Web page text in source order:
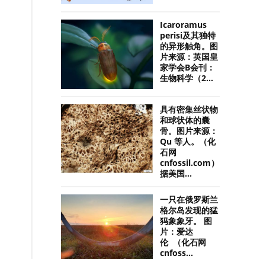
Icaroramus
perisi及其独特
的异形触角。图
片来源：英国皇
家学会B会刊：
生物科学（2...
具有密集丝状物
和球状体的囊
骨。图片来源：
Qu 等人。（化
石网
cnfossil.com）
据美国...
一只在俄罗斯兰
格尔岛发现的猛
犸象象牙。 图
片：爱达
伦 （化石网
cnfoss...